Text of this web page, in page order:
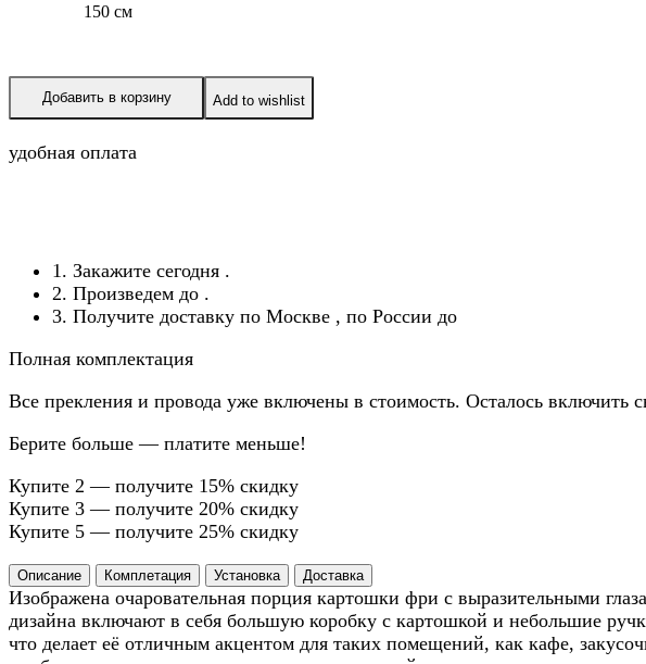
150 см
Добавить в корзину Add to wishlist
удобная оплата
1. Закажите сегодня .
2. Произведем до .
3. Получите доставку по Москве , по России до
Полная комплектация
Все прекления и провода уже включены в стоимость. Осталось включить
Берите больше — платите меньше!
Купите 2 — получите 15% скидку
Купите 3 — получите 20% скидку
Купите 5 — получите 25% скидку
Описание Комплетация Установка Доставка
Изображена очаровательная порция картошки фри с выразительными
дизайна включают в себя большую коробку с картошкой и небольшие
что делает её отличным акцентом для таких помещений, как кафе,